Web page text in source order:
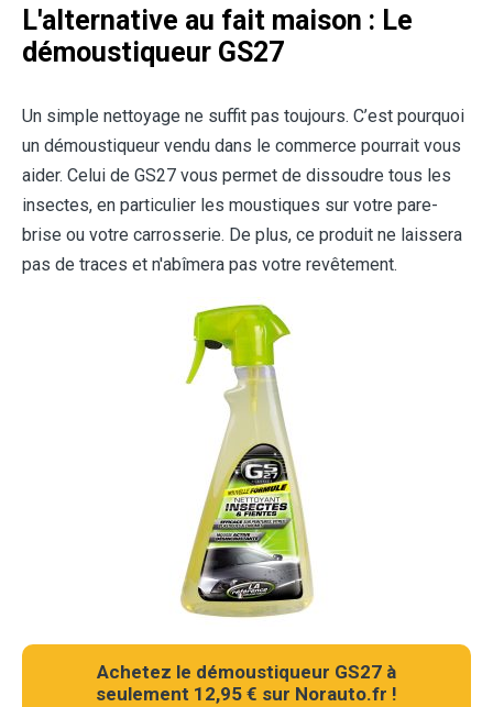
L'alternative au fait maison : Le
démoustiqueur GS27
Un simple nettoyage ne suffit pas toujours. C’est pourquoi
un démoustiqueur vendu dans le commerce pourrait vous
aider. Celui de GS27 vous permet de dissoudre tous les
insectes, en particulier les moustiques sur votre pare-
brise ou votre carrosserie. De plus, ce produit ne laissera
pas de traces et n'abîmera pas votre revêtement.
Achetez le démoustiqueur GS27 à
seulement 12,95 € sur Norauto.fr !